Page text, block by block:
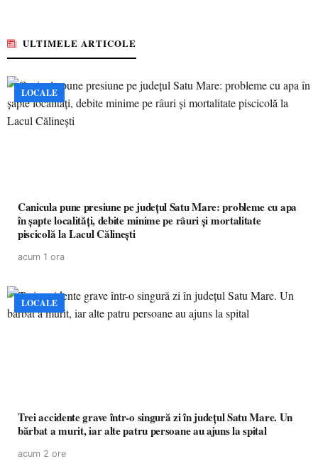
ULTIMELE ARTICOLE
LOCALE
Canicula pune presiune pe județul Satu Mare: probleme cu apa
în șapte localități, debite minime pe râuri și mortalitate
piscicolă la Lacul Călinești
acum 1 ora
LOCALE
Trei accidente grave într-o singură zi în județul Satu Mare. Un
bărbat a murit, iar alte patru persoane au ajuns la spital
acum 2 ore